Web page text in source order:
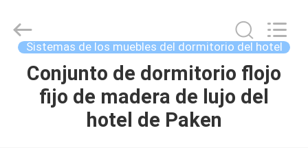
HOGAR
PRODUCTOS
Furniture
Reserved.
Sistemas de los muebles del dormitorio del hotel
Conjunto de dormitorio flojo
fijo de madera de lujo del
hotel de Paken